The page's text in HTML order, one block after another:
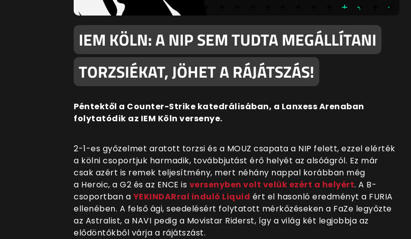
IEM KÖLN: A NIP SEM TUDTA MEGÁLLÍTANI
TORZSIÉKAT, JÖHET A RÁJÁTSZÁS!
Péntektől a Counter-Strike katedrálisában, a Lanxess Arenaban
folytatódik az IEM Köln versenye.
2-1-es győzelmet aratott torzsi és a MOUZ csapata a NIP felett, ezzel elérték
a kölni csoportjuk harmadik, továbbjutást érő helyét az alsóágról. Ez már
csak azért is remek teljesítmény, mert néhány nappal korábban még
a Heroic, a G2 és az ENCE is versenyben volt velük ezért a helyért. A B-
csoportban a YEKINDARral induló Liquid ért el hasonló eredményt a FURIA
ellenében. A felső ági, seedelésért folytatott mérkőzéseken a FaZe legyőzte
az Astralist, a NAVI pedig a Movistar Riderst, így a világ két legjobbja az
elődöntőkből várja a rájátszást.